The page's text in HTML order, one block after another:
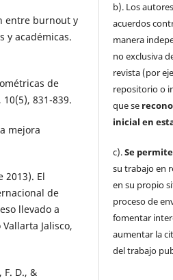
entre burnout y
y académicas.
de
831-839.
mejora
2013). El
de
llevado a
Jalisco,
F. D., &
b). Los
acuerdos
manera
no exclusiva
revista (por
repositorio o
que se
inicial en
c).Se permite
su trabajo en
en su propio
proceso de
fomentar
aumentar la
del trabajo